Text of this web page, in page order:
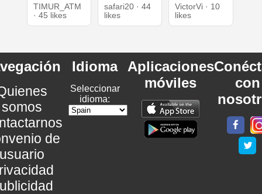
TIMUR_ATM
· 45 likes
safari20 · 44
likes
VictorVi · 10
likes
somos
de
Idioma
Seleccionar
idioma:
Aplicaciones
móviles
con